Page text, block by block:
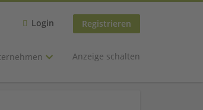
Login Registrieren
Anzeige schalten